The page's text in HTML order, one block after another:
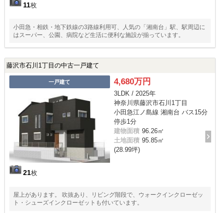
11枚
小田急・相鉄・地下鉄線の3路線利用可、人気の「湘南台」駅、駅周辺に
はスーパー、公園、病院など生活に便利な施設が揃っています。
藤沢市石川1丁目の中古一戸建て
一戸建て
21枚
4,680万円
3LDK / 2025年
神奈川県藤沢市石川1丁目
小田急江ノ島線 湘南台 バス15分
停歩1分
建物面積 96.26㎡
土地面積 95.85㎡
(28.99坪)
屋上があります。 吹抜あり、リビング階段で、ウォークインクローゼッ
ト・シューズインクローゼットも付いています。